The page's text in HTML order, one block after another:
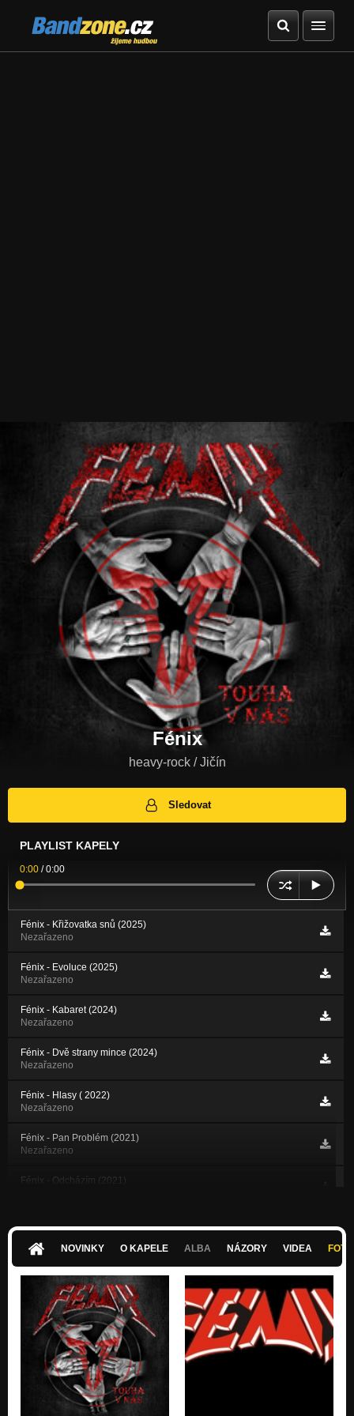
Bandzone.cz
žijeme hudbou
Fénix
heavy-rock / Jičín
Sledovat
PLAYLIST KAPELY
0:00 /0:00
Fénix - Křižovatka snů (2025)
Nezařazeno
Fénix - Evoluce (2025)
Nezařazeno
Fénix - Kabaret (2024)
Nezařazeno
Fénix - Dvě strany mince (2024)
Nezařazeno
Fénix - Hlasy ( 2022)
Nezařazeno
Fénix - Pan Problém (2021)
Nezařazeno
Fénix - Odcházím (2021)
Fénix - Děkuju bohu (2020)
Nezařazeno
Fénix - Touha v nás (2020)
Nezařazeno
Fénix - Ať vzpomínky nezestárnou (2018)
Nezařazeno
Fénix - Bohém (2017)
NOVINKY O KAPELE ALBA NÁZORY VIDEA